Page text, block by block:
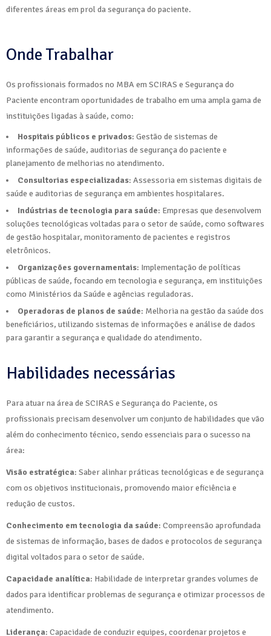
diferentes áreas em prol da segurança do paciente.
Onde Trabalhar
Os profissionais formados no MBA em SCIRAS e Segurança do
Paciente encontram oportunidades de trabalho em uma ampla gama de
instituições ligadas à saúde, como:
Hospitais públicos e privados: Gestão de sistemas de
informações de saúde, auditorias de segurança do paciente e
planejamento de melhorias no atendimento.
Consultorias especializadas: Assessoria em sistemas digitais de
saúde e auditorias de segurança em ambientes hospitalares.
Indústrias de tecnologia para saúde: Empresas que desenvolvem
soluções tecnológicas voltadas para o setor de saúde, como softwares
de gestão hospitalar, monitoramento de pacientes e registros
eletrônicos.
Organizações governamentais: Implementação de políticas
públicas de saúde, focando em tecnologia e segurança, em instituições
como Ministérios da Saúde e agências reguladoras.
Operadoras de planos de saúde: Melhoria na gestão da saúde dos
beneficiários, utilizando sistemas de informações e análise de dados
para garantir a segurança e qualidade do atendimento.
Habilidades necessárias
Para atuar na área de SCIRAS e Segurança do Paciente, os
profissionais precisam desenvolver um conjunto de habilidades que vão
além do conhecimento técnico, sendo essenciais para o sucesso na
área:
Visão estratégica: Saber alinhar práticas tecnológicas e de segurança
com os objetivos institucionais, promovendo maior eficiência e
redução de custos.
Conhecimento em tecnologia da saúde: Compreensão aprofundada
de sistemas de informação, bases de dados e protocolos de segurança
digital voltados para o setor de saúde.
Capacidade analítica: Habilidade de interpretar grandes volumes de
dados para identificar problemas de segurança e otimizar processos de
atendimento.
Liderança: Capacidade de conduzir equipes, coordenar projetos e